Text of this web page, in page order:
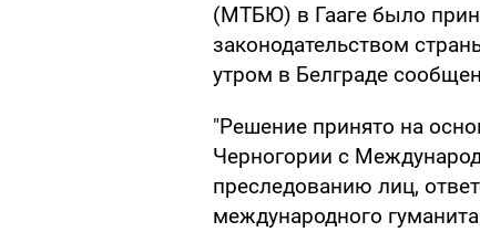
(МТБЮ) в Гааге было
законодательством
утром в Белграде
"Решение принято на
Черногории с
преследованию лиц,
международного